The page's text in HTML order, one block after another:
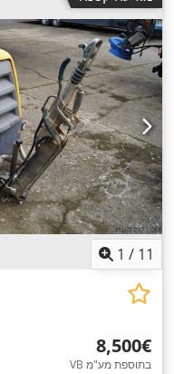
1 / 11
‏8,500 ‏€
VB בתוספת מע"מ